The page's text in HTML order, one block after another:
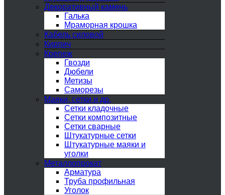
Декоративный камень
Галька
Мраморная крошка
Кабель силовой
Кирпич
Крепеж
Гвозди
Дюбели
Метизы
Саморезы
Маяки, сетки и др.
Сетки кладочные
Сетки композитные
Сетки сварные
Штукатурные сетки
Штукатурные маяки и
уголки
Металлопрокат
Арматура
Труба профильная
Уголок